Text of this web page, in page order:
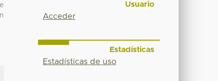
Usuario
Acceder
Estadísticas
Estadísticas de uso